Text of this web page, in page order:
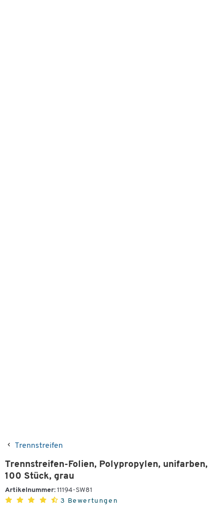
Trennstreifen
Trennstreifen-Folien, Polypropylen, unifarben,
100 Stück, grau
Artikelnummer: 11194-SW81
3 Bewertungen